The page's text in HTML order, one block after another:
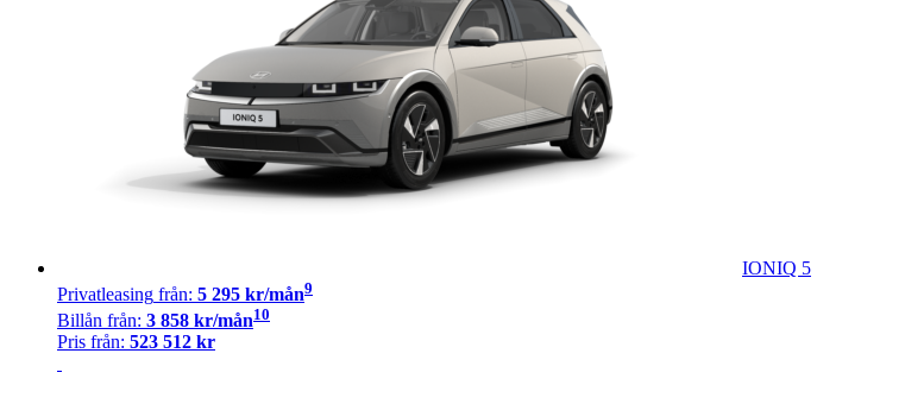
IONIQ 5
Privatleasing från: 5 295 kr/mån9
Billån från: 3 858 kr/mån10
Pris från: 523 512 kr